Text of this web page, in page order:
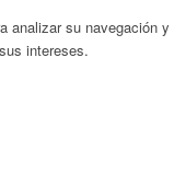
analizar su navegación y
intereses.